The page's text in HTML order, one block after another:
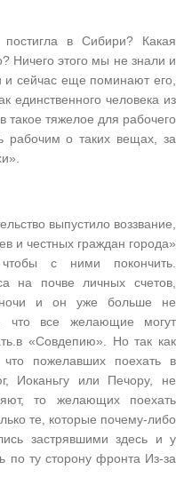
в Сибири? Какая
Ничего этого мы не знали и
сейчас еще поминают его,
единственного человека из
такое тяжелое для рабочего
рабочим о таких вещах, за
выпустило воззвание,
и честных граждан города»
с ними покончить.
на почве личных счетов,
ночи и он уже больше не
что все желающие могут
«Совдепию». Но так как
пожелавших поехать в
Иоканьгу или Печору, не
то желающих поехать
те, которые почему-либо
застрявшими здесь и у
по ту сторону фронта Из-за